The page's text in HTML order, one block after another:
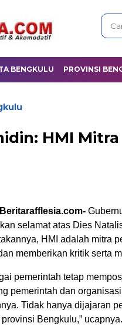
BENGKULU PROVINSI
HMI
selamat atas Dies
HMI adalah mitra
memberikan kritik serta
pemerintah tetap
pemerintah dan
Tidak hanya dijajaran
Bengkulu,” ucapnya.